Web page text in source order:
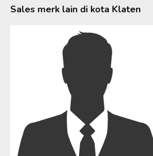
Sales merk lain di kota Klaten